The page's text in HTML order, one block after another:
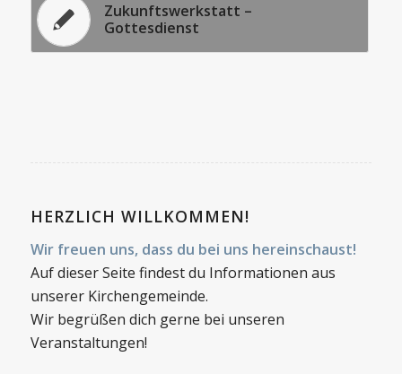
Zukunftswerkstatt –
Gottesdienst
HERZLICH WILLKOMMEN!
Wir freuen uns, dass du bei uns hereinschaust!
Auf dieser Seite findest du Informationen aus
unserer Kirchengemeinde.
Wir begrüßen dich gerne bei unseren
Veranstaltungen!